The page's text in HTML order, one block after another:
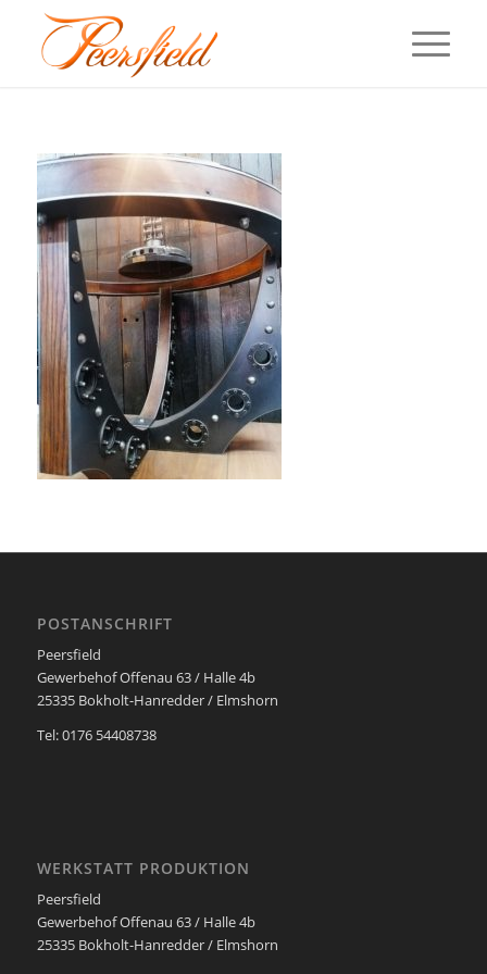
POSTANSCHRIFT
Peersfield
Gewerbehof Offenau 63 / Halle 4b
25335 Bokholt-Hanredder / Elmshorn
Tel: 0176 54408738
WERKSTATT PRODUKTION
Peersfield
Gewerbehof Offenau 63 / Halle 4b
25335 Bokholt-Hanredder / Elmshorn